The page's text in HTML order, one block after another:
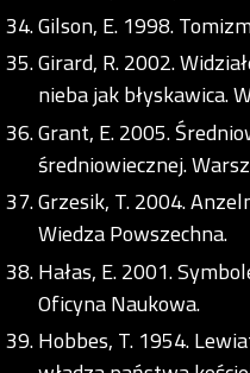
Gilson, E. 1998.
Girard, R. 2002.
nieba jak błyskawica.
Grant, E. 2005.
średniowiecznej.
Grzesik, T. 2004.
Wiedza Powszechna.
Hałas, E. 2001.
Oficyna Naukowa.
Hobbes, T. 1954.